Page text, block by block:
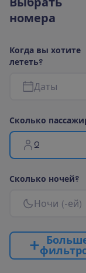
номера
Когда вы хотите
лететь?
Даты
Сколько пассажи
2
Сколько ночей?
Ночи (-ей)
Больш
фильтр